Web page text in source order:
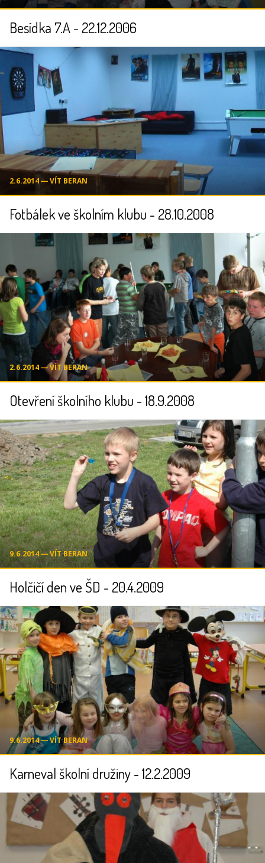
Besídka 7.A - 22.12.2006
2.6.2014 ― VÍT BERAN
Fotbálek ve školním klubu - 28.10.2008
2.6.2014 ― VÍT BERAN
Otevření školního klubu - 18.9.2008
9.6.2014 ― VÍT BERAN
Holčičí den ve ŠD - 20.4.2009
9.6.2014 ― VÍT BERAN
Karneval školní družiny - 12.2.2009